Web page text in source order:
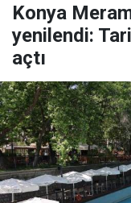
Konya
yenilendi:
açtı